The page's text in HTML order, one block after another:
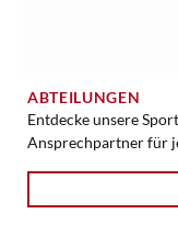
ABTEILUNGEN
Entdecke unsere
Ansprechpartner für